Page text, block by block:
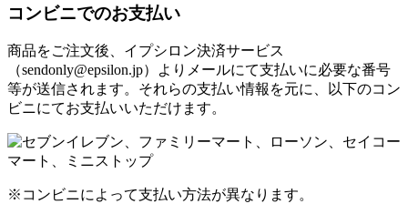
コンビニでのお支払い
商品をご注文後、イプシロン決済サービス
（sendonly@epsilon.jp）よりメールにて支払いに必要な番号
等が送信されます。それらの支払い情報を元に、以下のコン
ビニにてお支払いいただけます。
※コンビニによって支払い方法が異なります。